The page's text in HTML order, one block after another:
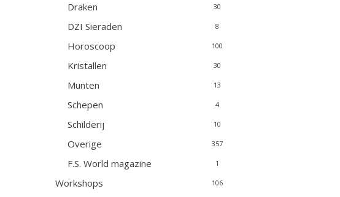
Draken 30
DZI Sieraden 8
Horoscoop 100
Kristallen 30
Munten 13
Schepen 4
Schilderij 10
Overige 357
F.S. World magazine 1
Workshops 106